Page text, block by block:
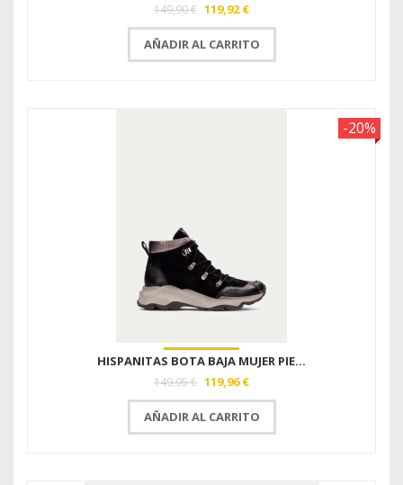
149,90 € 119,92 €
AÑADIR AL CARRITO
-20%
HISPANITAS BOTA BAJA MUJER PIE...
149,95 € 119,96 €
AÑADIR AL CARRITO